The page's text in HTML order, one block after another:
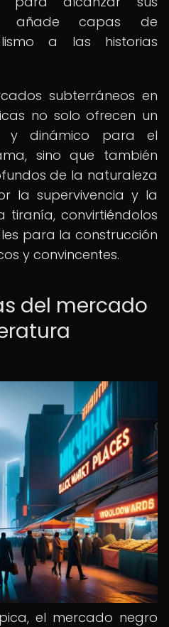
añade capas de
a las historias
subterráneos en
no solo ofrecen un
y dinámico para el
sino que también
de la naturaleza
la supervivencia y la
tiranía, convirtiéndolos
para la construcción
y convincentes.
del mercado
el mercado negro